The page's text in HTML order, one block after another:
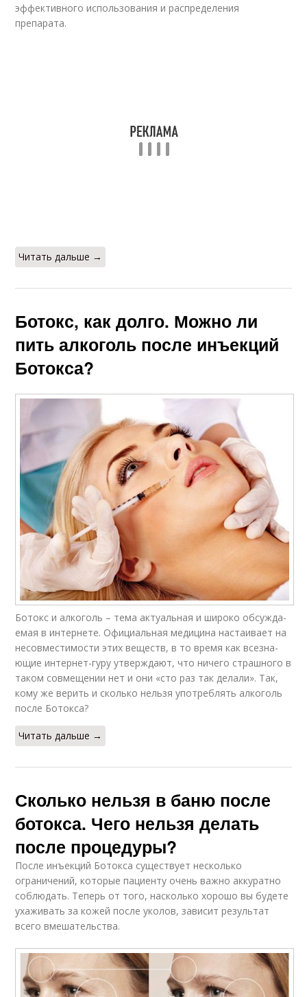
эффективного использования и распределения
препарата.
Читать дальше →
Ботокс, как долго. Можно ли
пить алкоголь после инъекций
Ботокса?
Ботокс и алкоголь – тема ак­ту­аль­ная и широко обсуж­да­
емая в ин­тернете. Официальная меди­ци­на настаивает на
несов­мес­ти­мос­ти этих веществ, в то время как все­зна­
ющие интернет-гуру утвер­жда­ют, что ничего страшно­го в
таком совмещении нет и они «сто раз так делали». Так,
кому же верить и сколько нельзя употреблять ал­коголь
после Ботокса?
Читать дальше →
Сколько нельзя в баню после
ботокса. Чего нельзя делать
после процедуры?
После инъекций Ботокса существует несколько
ограничений, которые пациенту очень важно аккуратно
соблюдать. Теперь от того, насколько хорошо вы будете
ухаживать за кожей после уколов, зависит результат
всего вмешательства.